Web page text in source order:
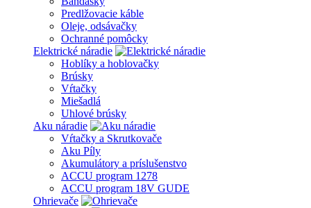
Predlžovacie káble
Oleje, odsávačky
Ochranné pomôcky
Elektrické náradie
Hoblíky a hoblovačky
Brúsky
Vŕtačky
Miešadlá
Uhlové brúsky
Aku náradie
Vŕtačky a Skrutkovače
Aku Píly
Akumulátory a príslušenstvo
ACCU program 1278
ACCU program 18V GUDE
Ohrievače